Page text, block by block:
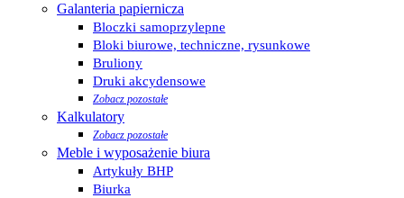
Galanteria papiernicza
Bloczki samoprzylepne
Bloki biurowe, techniczne, rysunkowe
Bruliony
Druki akcydensowe
Zobacz pozostałe
Kalkulatory
Zobacz pozostałe
Meble i wyposażenie biura
Artykuły BHP
Biurka